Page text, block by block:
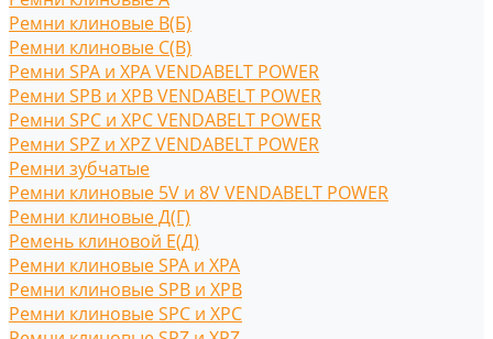
Ремни клиновые В(Б)
Ремни клиновые С(B)
Ремни SPA и XPA VENDABELT POWER
Ремни SPB и XPB VENDABELT POWER
Ремни SPC и XPC VENDABELT POWER
Ремни SPZ и XPZ VENDABELT POWER
Ремни зубчатые
Ремни клиновые 5V и 8V VENDABELT POWER
Ремни клиновые Д(Г)
Ремень клиновой Е(Д)
Ремни клиновые SPA и XPA
Ремни клиновые SPB и XPB
Ремни клиновые SPC и XPC